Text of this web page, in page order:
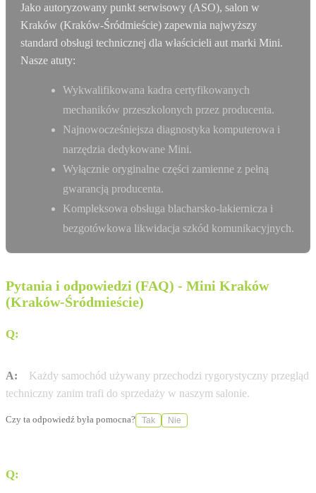
Jako autoryzowany punkt serwisowy (ASO), salon w
Kraków (Kraków-Śródmieście) zapewnia najwyższy
standard obsługi technicznej dla właścicieli aut marki Mini.
Nasze atuty:
Wykwalifikowana kadra certyfikowanych
mechaników przeszkolonych przez producenta.
Najnowocześniejsza diagnostyka komputerowa i
narzędzia dedykowane Mini.
Wyłącznie oryginalne części zamienne z pełną
gwarancją producenta.
Kompleksowa obsługa blacharsko-lakiernicza i
bezgotówkowa likwidacja szkód komunikacyjnych.
Pytania i odpowiedzi (FAQ) - Mini Kraków
(Kraków-Śródmieście)
Q:
A:
Każdy samochód używany przechodzi rygorystyczny przegląd
techniczny zanim trafi do sprzedaży w naszym salonie.
Czy ta odpowiedź była pomocna? Tak Nie
Q: